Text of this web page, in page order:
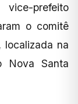
prefeito
o comitê
localizada na
Nova Santa